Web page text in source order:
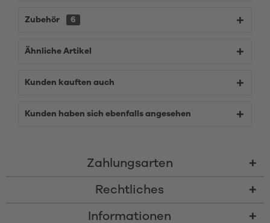
Zubehör 6
Ähnliche Artikel
Kunden kauften auch
Kunden haben sich ebenfalls angesehen
Zahlungsarten
Rechtliches
Informationen